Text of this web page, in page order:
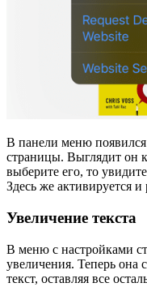
В панели меню
страницы. Выглядит он
выберите его, то
Здесь же активируется
Увеличение текста
В меню с настройками
увеличения. Теперь она
текст, оставляя все